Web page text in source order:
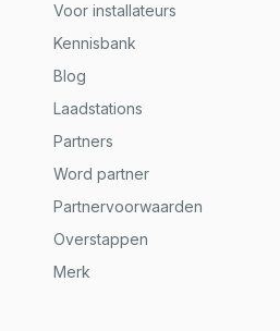
Voor installateurs
Kennisbank
Blog
Laadstations
Partners
Word partner
Partnervoorwaarden
Overstappen
Merk